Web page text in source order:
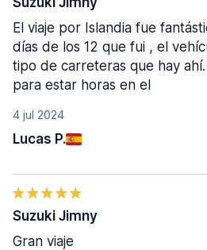
4 jul 2024
Lucas P.
El viaje por Islandia fue
días de los 12 que fui , el
tipo de carreteras que hay
para estar horas en el
Suzuki Jimny
Gran viaje